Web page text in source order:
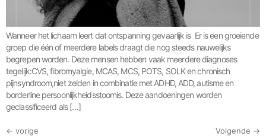
Wanneer het lichaam leert dat ontspanning gevaarlijk is Er is een groeiende
groep die één of meerdere labels draagt die nog steeds nauwelijks
begrepen worden. Deze mensen hebben vaak meerdere diagnoses
tegelijk:CVS, fibromyalgie, MCAS, MCS, POTS, SOLK en chronisch
pijnsyndroom,niet zelden in combinatie met ADHD, ADD, autisme en
borderline persoonlijkheidsstoornis. Deze aandoeningen worden
geclassificeerd als […]
← vorige Volgende →